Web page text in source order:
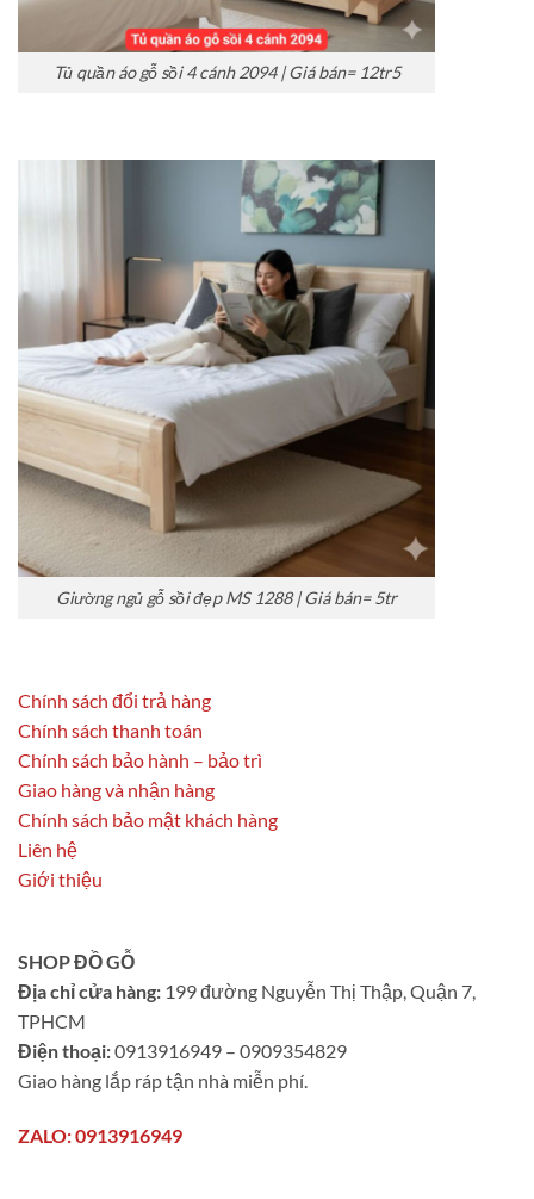
Tủ quần áo gỗ sồi 4 cánh 2094 | Giá bán= 12tr5
Giường ngủ gỗ sồi đẹp MS 1288 | Giá bán= 5tr
Chính sách đổi trả hàng
Chính sách thanh toán
Chính sách bảo hành – bảo trì
Giao hàng và nhận hàng
Chính sách bảo mật khách hàng
Liên hệ
Giới thiệu
SHOP ĐỒ GỖ
Địa chỉ cửa hàng: 199 đường Nguyễn Thị Thập, Quận 7,
TPHCM
Điện thoại:0913916949 – 0909354829
Giao hàng lắp ráp tận nhà miễn phí.
ZALO: 0913916949